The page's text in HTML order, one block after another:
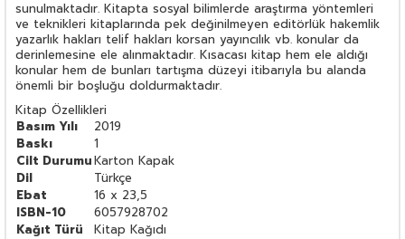
sunulmaktadır. Kitapta sosyal bilimlerde araştırma yöntemleri
ve teknikleri kitaplarında pek değinilmeyen editörlük hakemlik
yazarlık hakları telif hakları korsan yayıncılık vb. konular da
derinlemesine ele alınmaktadır. Kısacası kitap hem ele aldığı
konular hem de bunları tartışma düzeyi itibarıyla bu alanda
önemli bir boşluğu doldurmaktadır.
Kitap Özellikleri
Basım Yılı
2019
Baskı
1
Cilt DurumuKarton Kapak
Dil
Türkçe
Ebat
16 x 23,5
ISBN-10
6057928702
Kağıt Türü
Kitap Kağıdı